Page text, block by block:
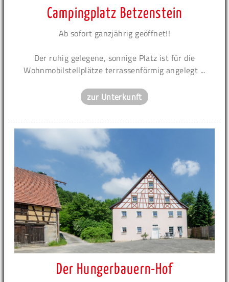
Campingplatz Betzenstein
Ab sofort ganzjährig geöffnet!!
Der ruhig gelegene, sonnige Platz ist für die
Wohnmobilstellplätze terrassenförmig angelegt ...
zur Unterkunft
Der Hungerbauern-Hof